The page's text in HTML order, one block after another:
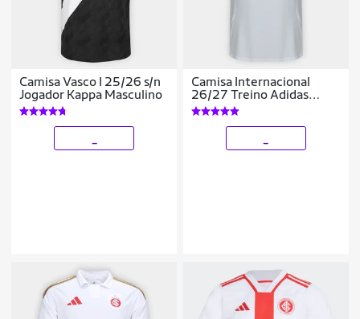
Camisa Vasco I 25/26 s/n
Jogador Kappa Masculino
Camisa Internacional
26/27 Treino Adidas
Masculina